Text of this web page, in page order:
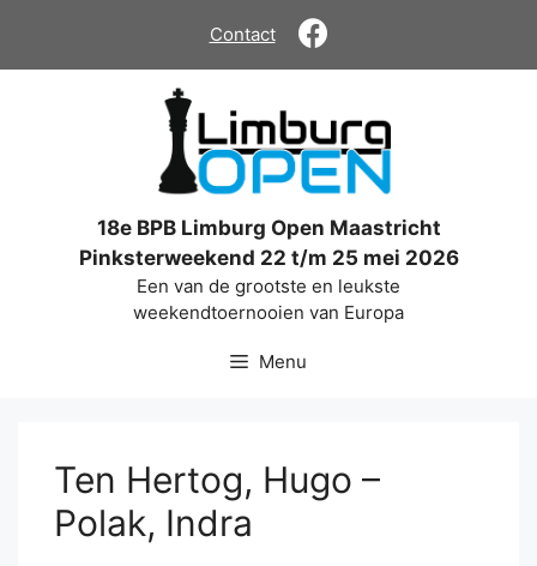
de
Contact
18e BPB Limburg Open Maastricht
Pinksterweekend 22 t/m 25 mei 2026
Een van de grootste en leukste
weekendtoernooien van Europa
Menu
Ten Hertog, Hugo –
Polak, Indra